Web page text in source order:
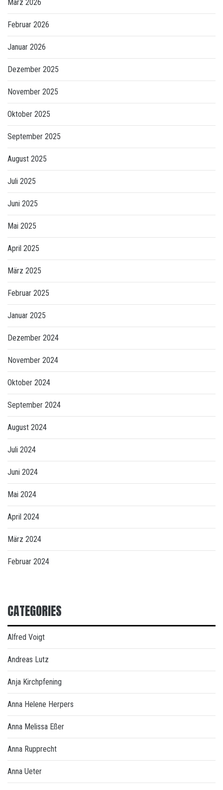
März 2026
Februar 2026
Januar 2026
Dezember 2025
November 2025
Oktober 2025
September 2025
August 2025
Juli 2025
Juni 2025
Mai 2025
April 2025
März 2025
Februar 2025
Januar 2025
Dezember 2024
November 2024
Oktober 2024
September 2024
August 2024
Juli 2024
Juni 2024
Mai 2024
April 2024
März 2024
Februar 2024
CATEGORIES
Alfred Voigt
Andreas Lutz
Anja Kirchpfening
Anna Helene Herpers
Anna Melissa Eßer
Anna Rupprecht
Anna Ueter